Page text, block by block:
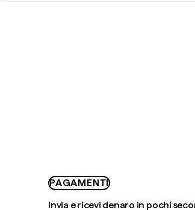
PAGAMENTI
Invia e ricevi denaro in pochi